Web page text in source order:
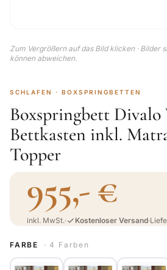
Zum Vergrößern auf das Bild klicken · Bilder
können abweichen.
SCHLAFEN · BOXSPRINGBETTEN
Boxspringbett
Bettkasten inkl.
Topper
955,- €
inkl. MwSt.· Kostenloser Versand·
FARBE · 4 Farben